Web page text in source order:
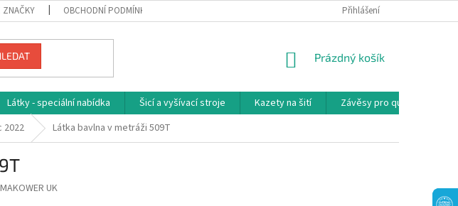
ZNAČKY OBCHODNÍ PODMÍNKY REKLAMAČNÍ PODMÍNKY
Přihlášení
NÁKUPNÍ
Prázdný košík
Látky - speciální nabídka Šicí a vyšívací stroje Kazety na šití Závěsy pro quilty
2022 Látka bavlna v metráži 509T
MAKOWER UK